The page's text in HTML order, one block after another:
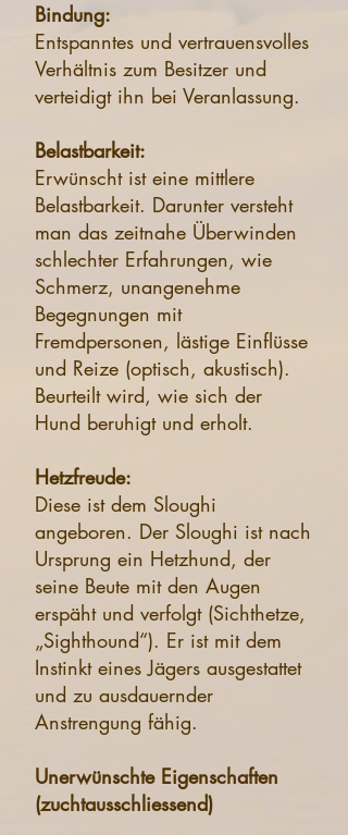
Bindung:
Entspanntes und vertrauensvolles
Verhältnis zum Besitzer und
verteidigt ihn bei Veranlassung.
Belastbarkeit:
Erwünscht ist eine mittlere
Belastbarkeit. Darunter versteht
man das zeitnahe Überwinden
schlechter Erfahrungen, wie
Schmerz, unangenehme
Begegnungen mit
Fremdpersonen, lästige Einflüsse
und Reize (optisch, akustisch).
Beurteilt wird, wie sich der
Hund beruhigt und erholt.
Hetzfreude:
Diese ist dem Sloughi
angeboren. Der Sloughi ist nach
Ursprung ein Hetzhund, der
seine Beute mit den Augen
erspäht und verfolgt (Sichthetze,
„Sighthound“). Er ist mit dem
Instinkt eines Jägers ausgestattet
und zu ausdauernder
Anstrengung fähig.
Unerwünschte Eigenschaften
(zuchtausschliessend)